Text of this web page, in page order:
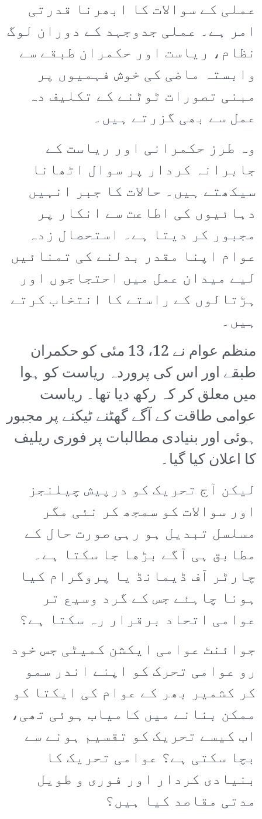
عملی کے سوالات کا ابھرنا قدرتی
امر ہے۔ عملی جدوجہد کے دوران لوگ
نظام، ریاست اور حکمران طبقے سے
وابستہ ماضی کی خوش فہمیوں پر
مبنی تصورات ٹوٹنے کے تکلیف دہ
عمل سے بھی گزرتے ہیں۔
وہ طرز حکمرانی اور ریاست کے
جابرانہ کردار پر سوال اٹھانا
سیکھتے ہیں۔ حالات کا جبر انہیں
دہائیوں کی اطاعت سے انکار پر
مجبور کر دیتا ہے۔ استحصال زدہ
عوام اپنا مقدر بدلنے کی تمنائیں
لیے میدان عمل میں احتجاجوں اور
ہڑتالوں کے راستے کا انتخاب کرتے
ہیں۔
منظم عوام نے 12، 13 مئی کو حکمران
طبقے اور اس کی پروردہ ریاست کو ہوا
میں معلق کر کہ رکھ دیا تھا۔ ریاست
عوامی طاقت کے آگے گھٹنے ٹیکنے پر مجبور
ہوئی اور بنیادی مطالبات پر فوری ریلیف
کا اعلان کیا گیا۔
لیکن آج تحریک کو درپیش چیلنجز
اور سوالات کو سمجھ کر نئی مگر
مسلسل تبدیل ہو رہی صورت حال کے
مطابق ہی آگے بڑھا جا سکتا ہے۔
چارٹر آف ڈیمانڈ یا پروگرام کیا
ہونا چاہئے جس کے گرد وسیع تر
عوامی اتحاد برقرار رہ سکتا ہے؟
جوائنٹ عوامی ایکشن کمیٹی جس خود
رو عوامی تحرک کو اپنے اندر سمو
کر کشمیر بھر کے عوام کی ایکتا کو
ممکن بنانے میں کامیاب ہوئی تھی،
اب کیسے تحریک کو تقسیم ہونے سے
بچا سکتی ہے؟ عوامی تحریک کا
بنیادی کردار اور فوری و طویل
مدتی مقاصد کیا ہیں؟